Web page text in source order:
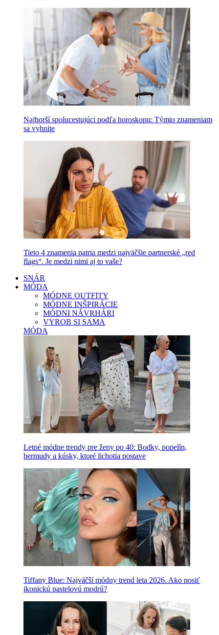
Najhorší spolucestujúci podľa horoskopu: Týmto znameniam
sa vyhnite
Tieto 4 znamenia patria medzi najväčšie partnerské „red
flags“. Je medzi nimi aj to vaše?
SNÁR
MÓDA
MÓDNE OUTFITY
MÓDNE INŠPIRÁCIE
MÓDNI NÁVRHÁRI
VYROB SI SAMA
MÓDA
Letné módne trendy pre ženy po 40: Bodky, popelín,
bermudy a kúsky, ktoré lichotia postave
Tiffany Blue: Najväčší módny trend leta 2026. Ako nosiť
ikonickú pastelovú modrú?